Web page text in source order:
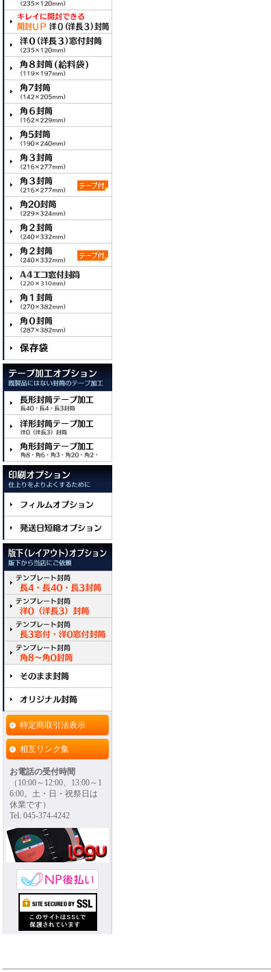
特定商取引法表示
相互リンク集
お電話の受付時間
（10:00～12:00、13:00～1
6:00。土・日・祝祭日は
休業です）
Tel. 045-374-4242